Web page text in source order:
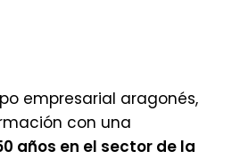
en el sector de la
empresarial aragonés,
con una
años en el sector de la